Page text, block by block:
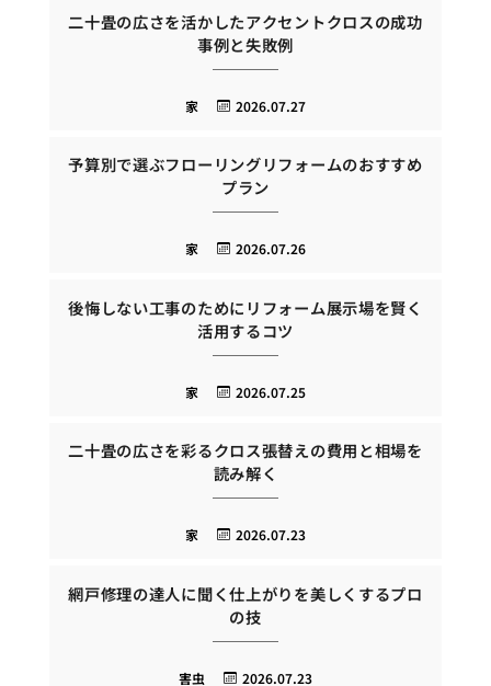
二十畳の広さを活かしたアクセントクロスの成功
事例と失敗例
2026.07.27
家
予算別で選ぶフローリングリフォームのおすすめ
プラン
2026.07.26
家
後悔しない工事のためにリフォーム展示場を賢く
活用するコツ
2026.07.25
家
二十畳の広さを彩るクロス張替えの費用と相場を
読み解く
2026.07.23
家
網戸修理の達人に聞く仕上がりを美しくするプロ
の技
2026.07.23
害虫